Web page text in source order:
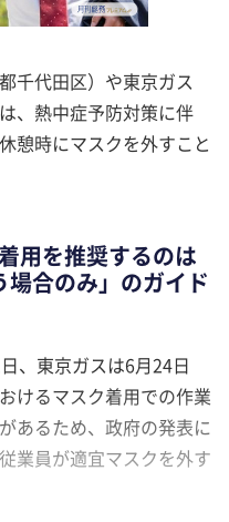
千代田区）や東京ガス
、熱中症予防対策に伴
憩時にマスクを外すこと
用を推奨するのは
場合のみ」のガイド
、東京ガスは6月24日
けるマスク着用での作業
あるため、政府の発表に
業員が適宜マスクを外す